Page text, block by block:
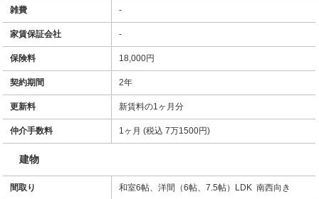
雑費 -
家賃保証会社 -
保険料 18,000円
契約期間 2年
更新料 新賃料の1ヶ月分
仲介手数料 1ヶ月 (税込 7万1500円)
建物
間取り 和室6帖、洋間（6帖、7.5帖）LDK 南西向き